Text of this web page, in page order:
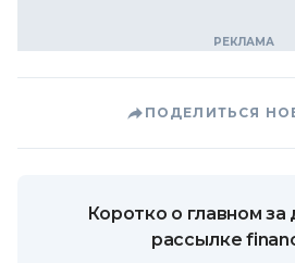
ПОДЕЛИТЬСЯ
Коротко о главном за
рассылке